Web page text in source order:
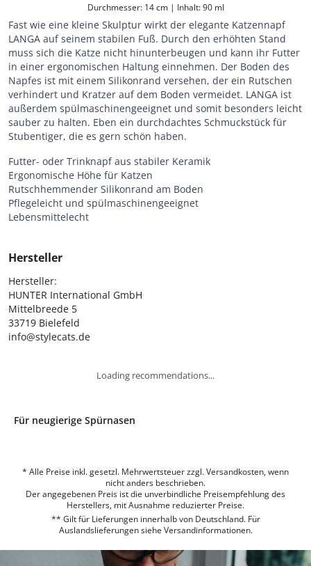
Durchmesser: 14 cm | Inhalt: 90 ml
Fast wie eine kleine Skulptur wirkt der elegante Katzennapf
LANGA auf seinem stabilen Fuß. Durch den erhöhten Stand
muss sich die Katze nicht hinunterbeugen und kann ihr Futter
in einer ergonomischen Haltung einnehmen. Der Boden des
Napfes ist mit einem Silikonrand versehen, der ein Rutschen
verhindert und Kratzer auf dem Boden vermeidet. LANGA ist
außerdem spülmaschinengeeignet und somit besonders leicht
sauber zu halten. Eben ein durchdachtes Schmuckstück für
Stubentiger, die es gern schön haben.
Futter- oder Trinknapf aus stabiler Keramik
Ergonomische Höhe für Katzen
Rutschhemmender Silikonrand am Boden
Pflegeleicht und spülmaschinengeeignet
Lebensmittelecht
Hersteller
Hersteller:
HUNTER International GmbH
Mittelbreede 5
33719 Bielefeld
info@stylecats.de
Loading recommendations...
Für neugierige Spürnasen
* Alle Preise inkl. gesetzl. Mehrwertsteuer zzgl. Versandkosten, wenn
nicht anders beschrieben.
Der angegebenen Preis ist die unverbindliche Preisempfehlung des
Herstellers, mit Ausnahme reduzierter Preise.
** Gilt für Lieferungen innerhalb von Deutschland. Für
Auslandslieferungen siehe Versandinformationen.